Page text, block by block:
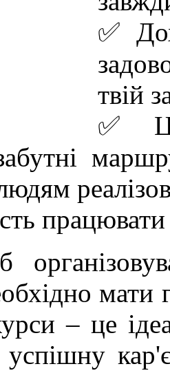
✅
твій
✅
мати
– це
успішну